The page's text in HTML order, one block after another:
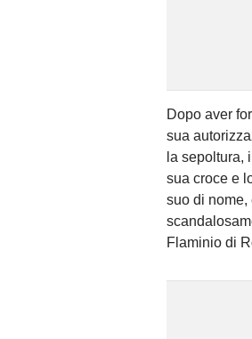
Dopo aver
sua
la sepoltura,
sua croce e
suo di nome,
Flaminio di